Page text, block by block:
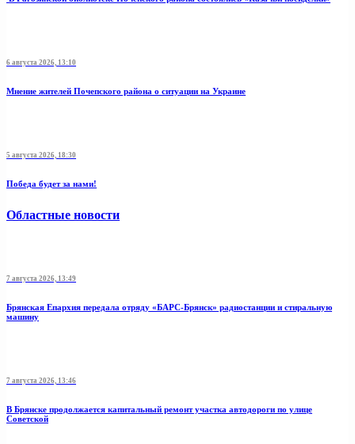
6 августа 2026, 13:10
Мнение жителей Почепского района о ситуации на Украине
5 августа 2026, 18:30
Победа будет за нами!
Областные новости
7 августа 2026, 13:49
Брянская Епархия передала отряду «БАРС-Брянск» радиостанции и стиральную
машину
7 августа 2026, 13:46
В Брянске продолжается капитальный ремонт участка автодороги по улице
Советской